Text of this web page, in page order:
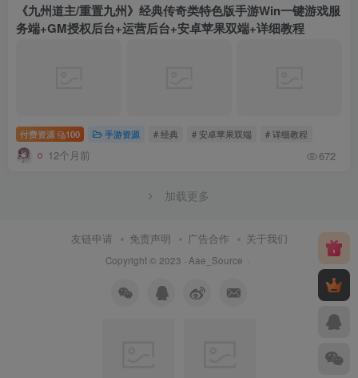
《九州道主/重置九州》经典传奇类特色版手游Win一键游戏服
务端+GM授权后台+运营后台+安卓苹果双端+详细教程
付费资源 100 手游资源 # 经典 # 安卓苹果双端 # 详细教程
12个月前 672
加载中...
友链申请 免责声明 广告合作 关于我们
Copyright © 2023 · Aae_Source ·